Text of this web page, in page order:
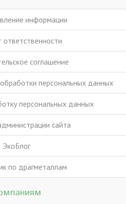
информации
ответственности
соглашение
персональных данных
персональных данных
сайта
ЭкоБлог
по драгметаллам